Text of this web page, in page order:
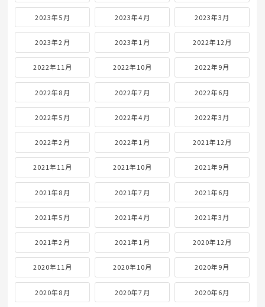
2023年5月 2023年4月 2023年3月
2023年2月 2023年1月 2022年12月
2022年11月 2022年10月 2022年9月
2022年8月 2022年7月 2022年6月
2022年5月 2022年4月 2022年3月
2022年2月 2022年1月 2021年12月
2021年11月 2021年10月 2021年9月
2021年8月 2021年7月 2021年6月
2021年5月 2021年4月 2021年3月
2021年2月 2021年1月 2020年12月
2020年11月 2020年10月 2020年9月
2020年8月 2020年7月 2020年6月